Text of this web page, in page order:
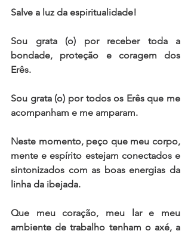
Salve a luz da espiritualidade!
Sou grata (o) por receber toda a
bondade, proteção e coragem dos
Erês.
Sou grata (o) por todos os Erês que me
acompanham e me amparam.
Neste momento, peço que meu corpo,
mente e espírito estejam conectados e
sintonizados com as boas energias da
linha da ibejada.
Que meu coração, meu lar e meu
ambiente de trabalho tenham o axé, a